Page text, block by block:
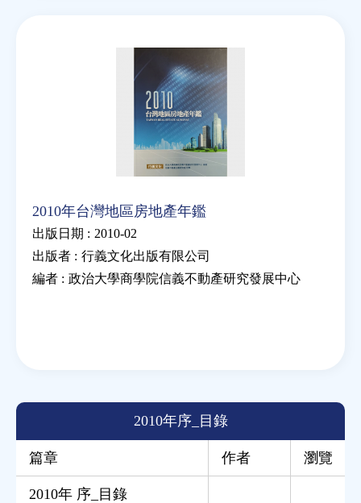
2010年台灣地區房地產年鑑
出版日期 : 2010-02
出版者 : 行義文化出版有限公司
編者 : 政治大學商學院信義不動產研究發展中心
2010年序_目錄
篇章 作者 瀏覽
2010年 序_目錄